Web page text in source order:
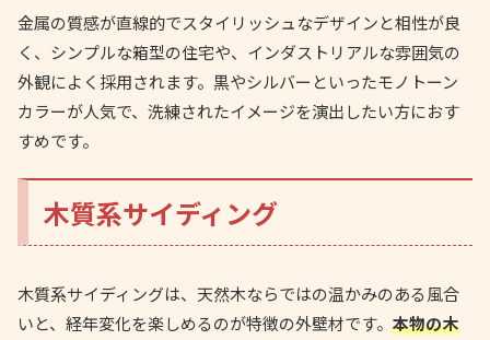
金属の質感が直線的でスタイリッシュなデザインと相性が良
く、シンプルな箱型の住宅や、インダストリアルな雰囲気の
外観によく採用されます。黒やシルバーといったモノトーン
カラーが人気で、洗練されたイメージを演出したい方におす
すめです。
木質系サイディング
木質系サイディングは、天然木ならではの温かみのある風合
いと、経年変化を楽しめるのが特徴の外壁材です。 本物の木